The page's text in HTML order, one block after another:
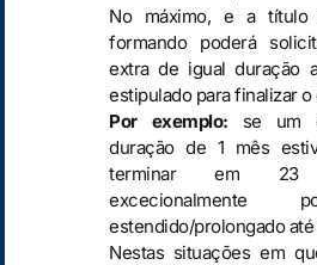
No máximo, e a título
formando poderá
extra de igual duração
estipulado para finalizar
Por exemplo: se um
duração de 1 mês
terminar em
excecionalmente
estendido/prolongado
Nestas situações em